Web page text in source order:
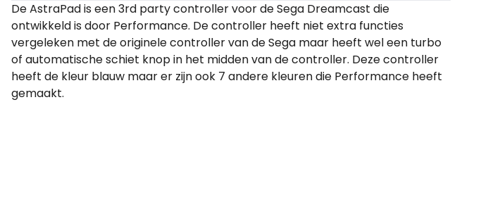
De AstraPad is een 3rd party controller voor de Sega Dreamcast die
ontwikkeld is door Performance. De controller heeft niet extra functies
vergeleken met de originele controller van de Sega maar heeft wel een turbo
of automatische schiet knop in het midden van de controller. Deze controller
heeft de kleur blauw maar er zijn ook 7 andere kleuren die Performance heeft
gemaakt.